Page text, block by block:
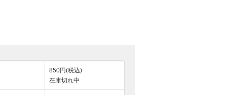
850円(税込)
在庫切れ中